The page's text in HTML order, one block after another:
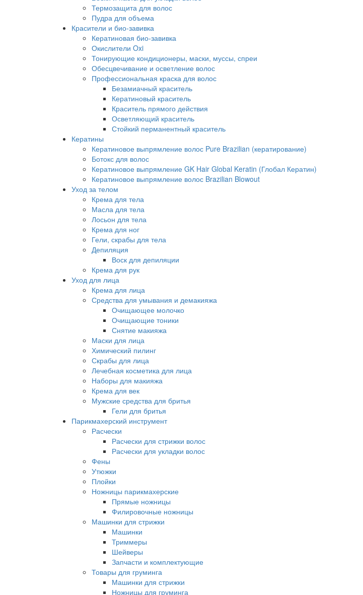
Термозащита для волос
Пудра для объема
Красители и био-завивка
Кератиновая био-завивка
Окислители Oxi
Тонирующие кондиционеры, маски, муссы, спреи
Обесцвечивание и осветление волос
Профессиональная краска для волос
Безамиачный краситель
Кератиновый краситель
Краситель прямого действия
Осветляющий краситель
Стойкий перманентный краситель
Кератины
Кератиновое выпрямление волос Pure Brazilian (кератирование)
Ботокс для волос
Кератиновое выпрямление GK Hair Global Keratin (Глобал Кератин)
Кератиновое выпрямление волос Brazilian Blowout
Уход за телом
Крема для тела
Масла для тела
Лосьон для тела
Крема для ног
Гели, скрабы для тела
Депиляция
Воск для депиляции
Крема для рук
Уход для лица
Крема для лица
Средства для умывания и демакияжа
Очищающее молочко
Очищающие тоники
Снятие макияжа
Маски для лица
Химический пилинг
Скрабы для лица
Лечебная косметика для лица
Наборы для макияжа
Крема для век
Мужские средства для бритья
Гели для бритья
Парикмахерский инструмент
Расчески
Расчески для стрижки волос
Расчески для укладки волос
Фены
Утюжки
Плойки
Ножницы парикмахерские
Прямые ножницы
Филировочные ножницы
Машинки для стрижки
Машинки
Триммеры
Шейверы
Запчасти и комплектующие
Товары для груминга
Машинки для стрижки
Ножницы для груминга